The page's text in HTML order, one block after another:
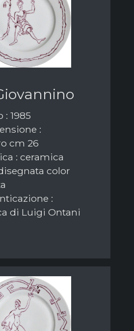
: 1985
:
cm 26
: ceramica
color
:
di Luigi Ontani